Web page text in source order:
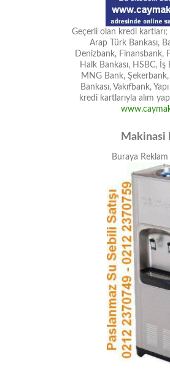
Geçerli olan kredi
Arap Türk Bankası,
Denizbank, Finansbank,
Halk Bankası, HSBC, İş
MNG Bank,
Bankası, Vakıfbank,
kredi kartlarıyla alım
Makinasi
Buraya